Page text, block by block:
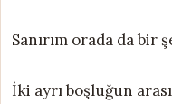
Sanırım orada da bir
İki ayrı boşluğun